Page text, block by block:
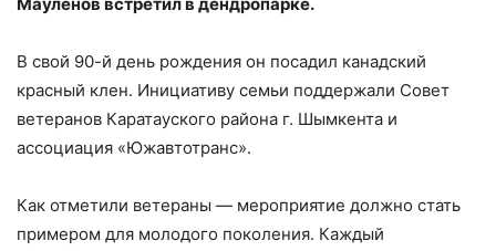
В свой 90-й день рождения он посадил канадский
красный клен. Инициативу семьи поддержали Совет
ветеранов Каратауского района г. Шымкента и
ассоциация «Южавтотранс».
Как отметили ветераны — мероприятие должно стать
примером для молодого поколения. Каждый